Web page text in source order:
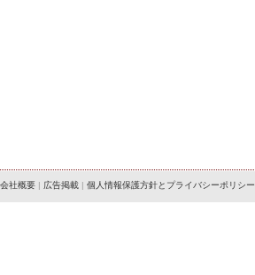
会社概要 | 広告掲載 | 個人情報保護方針とプライバシーポリシー